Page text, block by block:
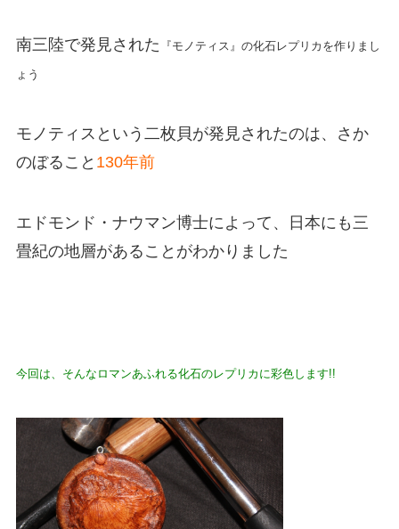
南三陸で発見された 『モノティス』の化石レプリカを作りまし
ょう
モノティスという二枚貝が発見されたのは、さか
のぼること 130年前
エドモンド・ナウマン博士によって、日本にも三
畳紀の地層があることがわかりました
今回は、そんなロマンあふれる化石のレプリカに彩色します!!